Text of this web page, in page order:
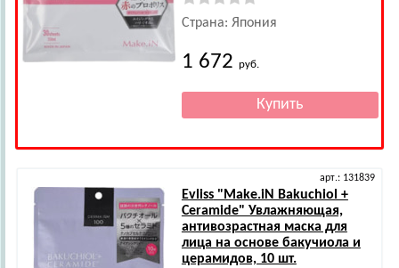
Страна: Япония
1 672 руб.
арт.: 131839
Evliss"Make.iN Bakuchiol +
Ceramide" Увлажняющая,
антивозрастная маска для
лица на основе бакучиола и
церамидов, 10 шт.